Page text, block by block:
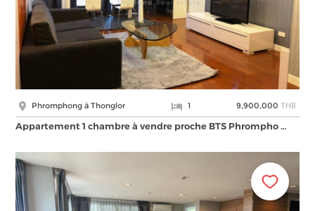
Phromphong à Thonglor 1 9,900,000 THB
Appartement 1 chambre à vendre proche BTS Phrompho …